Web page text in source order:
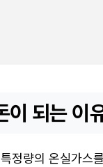
이 되는 이
정량의 온실가스